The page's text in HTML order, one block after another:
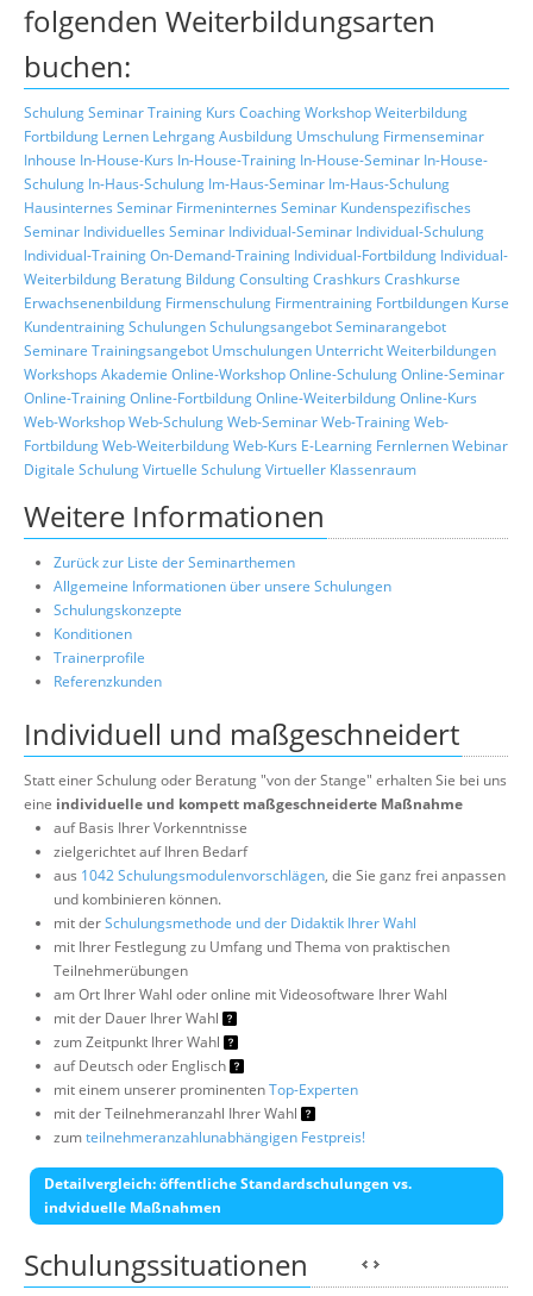
folgenden Weiterbildungsarten
buchen:
SchulungSeminarTraining Kurs CoachingWorkshopWeiterbildung
Fortbildung Lernen LehrgangAusbildung Umschulung Firmenseminar
Inhouse In-House-Kurs In-House-Training In-House-Seminar In-House-
Schulung In-Haus-Schulung Im-Haus-Seminar Im-Haus-Schulung
Hausinternes Seminar Firmeninternes Seminar Kundenspezifisches
Seminar Individuelles Seminar Individual-Seminar Individual-Schulung
Individual-TrainingOn-Demand-Training Individual-Fortbildung Individual-
Weiterbildung Beratung BildungConsultingCrashkurs Crashkurse
Erwachsenenbildung Firmenschulung Firmentraining Fortbildungen Kurse
KundentrainingSchulungenSchulungsangebotSeminarangebot
Seminare Trainingsangebot Umschulungen UnterrichtWeiterbildungen
Workshops Akademie Online-WorkshopOnline-SchulungOnline-Seminar
Online-TrainingOnline-FortbildungOnline-WeiterbildungOnline-Kurs
Web-WorkshopWeb-SchulungWeb-SeminarWeb-TrainingWeb-
FortbildungWeb-WeiterbildungWeb-Kurs E-Learning FernlernenWebinar
Digitale SchulungVirtuelle SchulungVirtueller Klassenraum
Weitere Informationen
Zurück zur Liste der Seminarthemen
Allgemeine Informationen über unsere Schulungen
Schulungskonzepte
Konditionen
Trainerprofile
Referenzkunden
Individuell und maßgeschneidert
Statt einer Schulung oder Beratung "von der Stange" erhalten Sie bei uns
eine individuelle und kompett maßgeschneiderte Maßnahme
auf Basis Ihrer Vorkenntnisse
zielgerichtet auf Ihren Bedarf
aus 1042 Schulungsmodulenvorschlägen, die Sie ganz frei anpassen
und kombinieren können.
mit derSchulungsmethode und der Didaktik Ihrer Wahl
mit Ihrer Festlegung zu Umfang und Thema von praktischen
Teilnehmerübungen
am Ort Ihrer Wahl oder online mit Videosoftware Ihrer Wahl
mit der Dauer Ihrer Wahl
zum Zeitpunkt Ihrer Wahl
auf Deutsch oder Englisch
mit einem unserer prominentenTop-Experten
mit der Teilnehmeranzahl Ihrer Wahl
zumteilnehmeranzahlunabhängigen Festpreis!
Detailvergleich: öffentliche Standardschulungen vs.
indviduelle Maßnahmen
Schulungssituationen